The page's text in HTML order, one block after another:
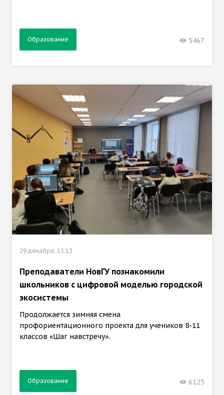
Образование 5467
29 декабря, 15:13
Преподаватели НовГУ познакомили
школьников с цифровой моделью городской
экосистемы
Продолжается зимняя смена
профориентационного проекта для учеников 8-11
классов «Шаг навстречу».
Образование 6125